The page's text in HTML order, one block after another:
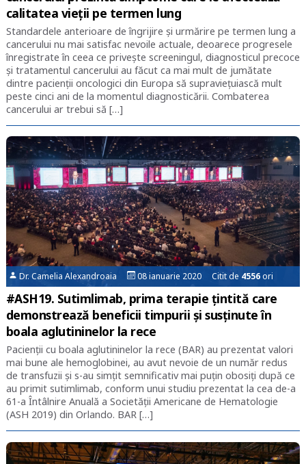
calitatea vieții pe termen lung
Standardele anterioare de îngrijire și urmărire pe termen lung a
cancerului nu mai satisfac nevoile actuale, deoarece progresele
înregistrate în ceea ce privește screeningul, diagnosticul precoce
și tratamentul cancerului au făcut ca mai mult de jumătate
dintre pacienții oncologici din Europa să supraviețuiască mult
peste cinci ani de la momentul diagnosticării. Combaterea
cancerului ar trebui să […]
Dr. Camelia Alexandroaia 08 ianuarie 2020 Citit de 4556ori
#ASH19. Sutimlimab, prima terapie țintită care
demonstrează beneficii timpurii și susținute în
boala aglutininelor la rece
Pacienţii cu boala aglutininelor la rece (BAR) au prezentat valori
mai bune ale hemoglobinei, au avut nevoie de un număr redus
de transfuzii şi s-au simţit semnificativ mai puţin obosiţi după ce
au primit sutimlimab, conform unui studiu prezentat la cea de-a
61-a Întâlnire Anuală a Societăţii Americane de Hematologie
(ASH 2019) din Orlando. BAR […]